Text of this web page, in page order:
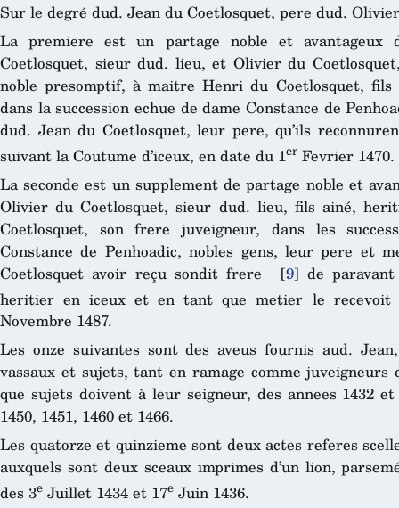
Sur le degré dud. Jean du Coetlosquet, pere dud.
La premiere est un partage noble et avantageux
Coetlosquet, sieur dud. lieu, et Olivier du
noble presomptif, à maitre Henri du Coetlosquet,
dans la succession echue de dame Constance de
dud. Jean du Coetlosquet, leur pere, qu’ils
suivant la Coutume d’iceux, en date du 1er Fevrier 1470.
La seconde est un supplement de partage noble et
Olivier du Coetlosquet, sieur dud. lieu, fils ainé,
Coetlosquet, son frere juveigneur, dans les
Constance de Penhoadic, nobles gens, leur pere et
Coetlosquet avoir reçu sondit frere
[9] de
heritier en iceux et en tant que metier le
Novembre 1487.
Les onze suivantes sont des aveus fournis aud.
vassaux et sujets, tant en ramage comme juveigneurs
que sujets doivent à leur seigneur, des annees 1432 et
1450, 1451, 1460 et 1466.
Les quatorze et quinzieme sont deux actes referes
auxquels sont deux sceaux imprimes d’un lion,
des 3e Juillet 1434 et 17e Juin 1436.